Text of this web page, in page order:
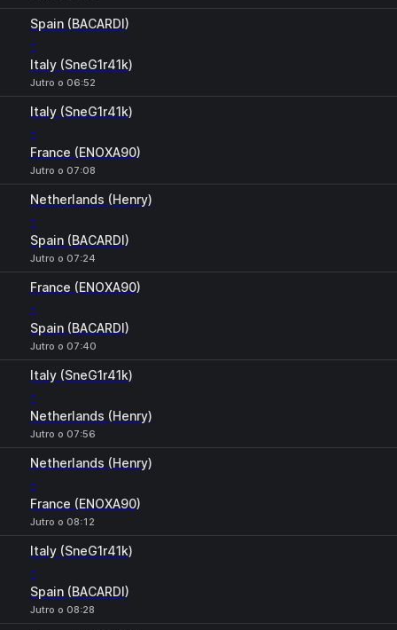
Spain (BACARDI)
-
Italy (SneG1r41k)
Jutro o 06:52
Italy (SneG1r41k)
-
France (ENOXA90)
Jutro o 07:08
Netherlands (Henry)
-
Spain (BACARDI)
Jutro o 07:24
France (ENOXA90)
-
Spain (BACARDI)
Jutro o 07:40
Italy (SneG1r41k)
-
Netherlands (Henry)
Jutro o 07:56
Netherlands (Henry)
-
France (ENOXA90)
Jutro o 08:12
Italy (SneG1r41k)
-
Spain (BACARDI)
Jutro o 08:28